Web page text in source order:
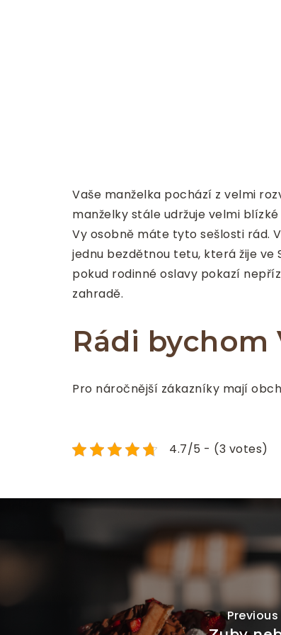
Vaše manželka pochází z velmi
manželky stále udržuje velmi
Vy osobně máte tyto sešlosti rád.
jednu bezdětnou tetu, která žije ve
pokud rodinné oslavy pokazí
zahradě.
Rádi
Pro náročnější zákazníky mají
4.7/5 - (3 votes)